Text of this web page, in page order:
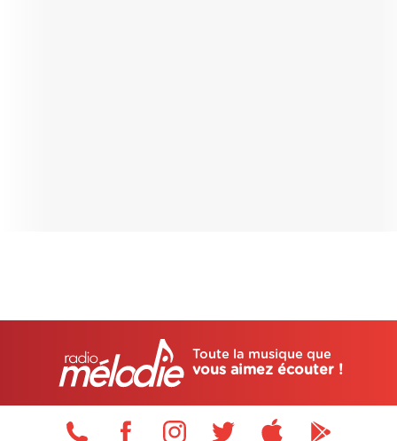
Toute la musique que
vous aimez écouter !